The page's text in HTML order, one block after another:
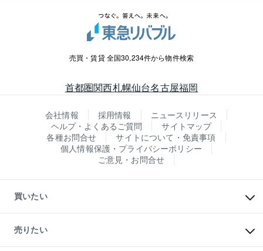
売買・賃貸 全国30,234件から物件検索
首都圏関西札幌仙台名古屋福岡
会社情報 採用情報
ニュースリリース
ヘルプ・よくあるご質問
サイトマップ
各種お問合せ
サイトについて・免責事項
個人情報保護・プライバシーポリシー
ご意見・お問合せ
買いたい
新築・分譲マンションの購入
中古マンションの購入
一戸建ての購入
売りたい